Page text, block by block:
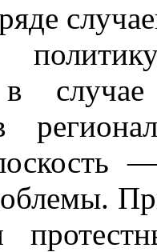
случае